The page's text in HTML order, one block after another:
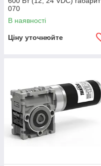
070
В наявності
Ціну уточнюйте